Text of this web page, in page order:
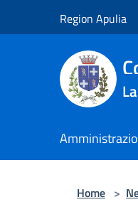
Region Apulia
Home >